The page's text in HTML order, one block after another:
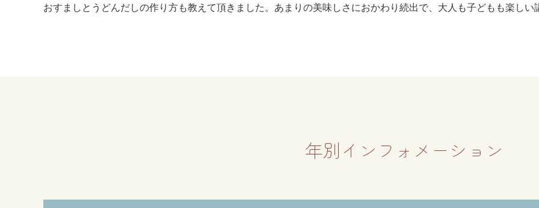
おすましとうどんだしの作り方も教えて頂きました。あまりの美味しさにおかわり続出で、大人も子どもも楽しい
年別インフォメーション